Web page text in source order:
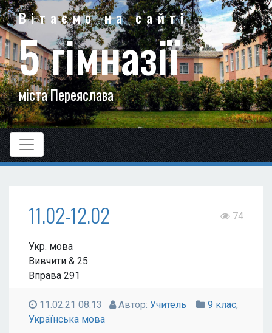
Вітаємо на сайті
5 гімназії
міста Переяслава
11.02-12.02 74
Укр. мова
Вивчити & 25
Вправа 291
11.02.21 08:13 Автор: Учитель 9 клас,
Українська мова